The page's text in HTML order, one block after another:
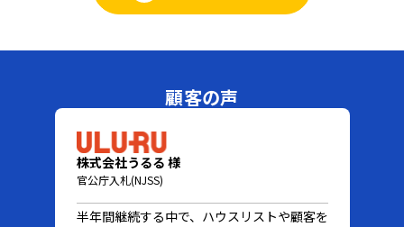
顧客の声
株式会社うるる 様
官公庁入札(NJSS)
半年間継続する中で、ハウスリストや顧客を